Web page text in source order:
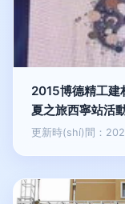
2015博德精工
夏之旅西寧站活
更新時(shí)間：